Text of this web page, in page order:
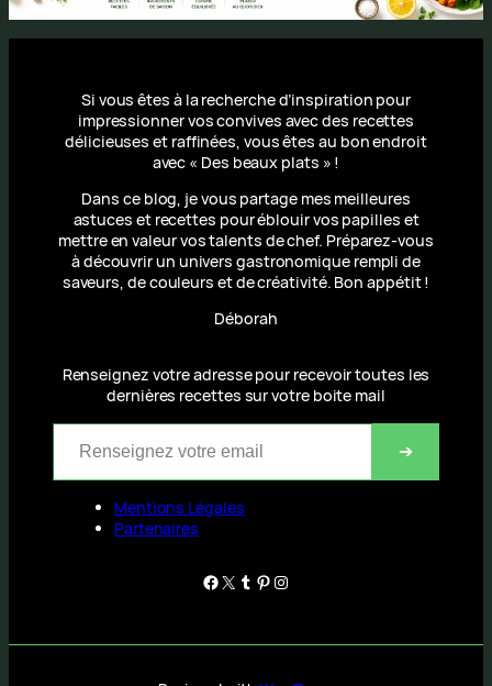
Si vous êtes à la recherche d’inspiration pour
impressionner vos convives avec des recettes
délicieuses et raffinées, vous êtes au bon endroit
avec « Des beaux plats » !
Dans ce blog, je vous partage mes meilleures
astuces et recettes pour éblouir vos papilles et
mettre en valeur vos talents de chef. Préparez-vous
à découvrir un univers gastronomique rempli de
saveurs, de couleurs et de créativité. Bon appétit !
Déborah
Renseignez votre adresse pour recevoir toutes les
dernières recettes sur votre boite mail
Renseignez votre email
➔
Mentions Légales
Partenaires
Facebook
X Tumblr
Pinterest
Instagram